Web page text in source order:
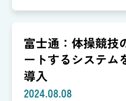
富士通：体操競技
ートするシステム
導入
2024.08.08